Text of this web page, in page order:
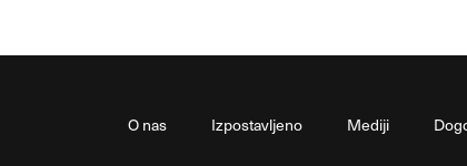
O nas Izpostavljeno Mediji